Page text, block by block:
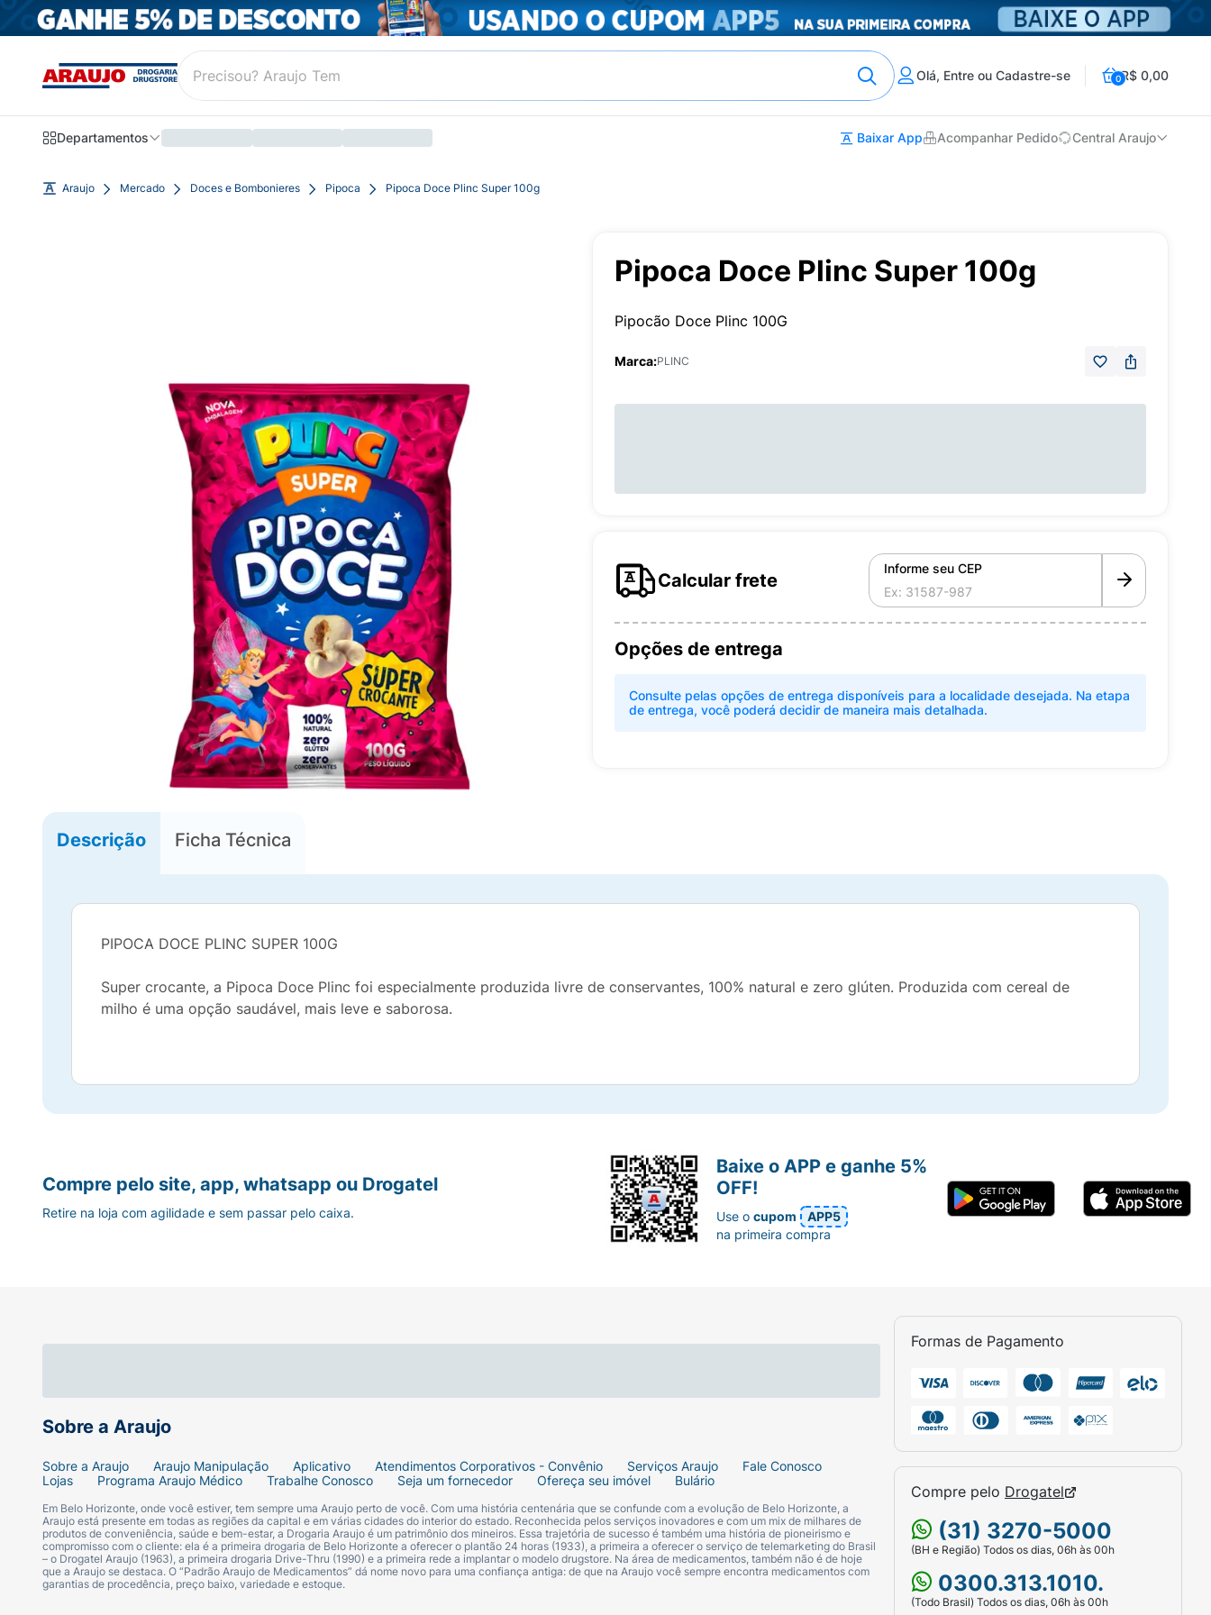
Olá, Entre ou Cadastre-se 0R$ 0,00
Departamentos Baixar App Acompanhar Pedido Central Araujo
Araujo Mercado Doces e Bombonieres Pipoca Pipoca Doce Plinc Super 100g
Pipoca Doce Plinc Super 100g
Pipocão Doce Plinc 100G
Marca:PLINC
Calcular frete
Informe seu CEP
Opções de entrega
Consulte pelas opções de entrega disponíveis para a localidade desejada. Na etapa
de entrega, você poderá decidir de maneira mais detalhada.
Descrição Ficha Técnica
PIPOCA DOCE PLINC SUPER 100G
Super crocante, a Pipoca Doce Plinc foi especialmente produzida livre de conservantes, 100% natural e zero glúten. Produzida com cereal de
milho é uma opção saudável, mais leve e saborosa.
Sobre a Araujo
Sobre a Araujo Araujo Manipulação Aplicativo Atendimentos Corporativos - Convênio Serviços Araujo
Fale Conosco
Lojas
Programa Araujo Médico Trabalhe Conosco Seja um fornecedor Ofereça seu imóvel Bulário
Em Belo Horizonte, onde você estiver, tem sempre uma Araujo perto de você. Com uma história centenária que se confunde com a evolução de Belo Horizonte, a
Araujo está presente em todas as regiões da capital e em várias cidades do interior do estado. Reconhecida pelos serviços inovadores e com um mix de milhares de
produtos de conveniência, saúde e bem-estar, a Drogaria Araujo é um patrimônio dos mineiros. Essa trajetória de sucesso é também uma história de pioneirismo e
compromisso com o cliente: ela é a primeira drogaria de Belo Horizonte a oferecer o plantão 24 horas (1933), a primeira a oferecer o serviço de telemarketing do Brasil
– o Drogatel Araujo (1963), a primeira drogaria Drive-Thru (1990) e a primeira rede a implantar o modelo drugstore. Na área de medicamentos, também não é de hoje
que a Araujo se destaca. O “Padrão Araujo de Medicamentos” dá nome novo para uma confiança antiga: de que na Araujo você sempre encontra medicamentos com
garantias de procedência, preço baixo, variedade e estoque.
Formas de Pagamento
Compre pelo Drogatel
(31) 3270-5000
(BH e Região) Todos os dias, 06h às 00h
0300.313.1010.
(Todo Brasil) Todos os dias, 06h às 00h
Compre pelo site, app, whatsapp ou Drogatel
Retire na loja com agilidade e sem passar pelo caixa.
Baixe o APP e ganhe 5%
OFF!
Use ocupom
APP5
na primeira compra